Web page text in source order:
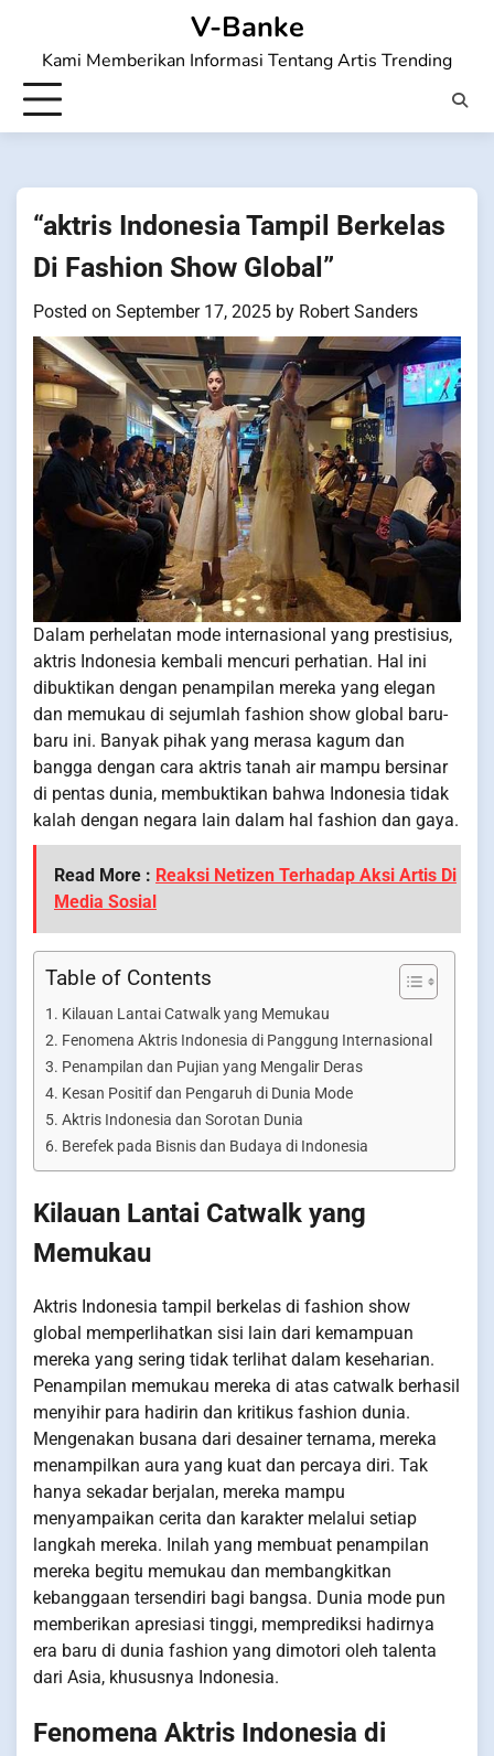
content
V-Banke
Kami Memberikan Informasi Tentang Artis Trending
“aktris Indonesia Tampil Berkelas
Di Fashion Show Global”
Posted on September 17, 2025 by Robert Sanders
Dalam perhelatan mode internasional yang prestisius,
aktris Indonesia kembali mencuri perhatian. Hal ini
dibuktikan dengan penampilan mereka yang elegan
dan memukau di sejumlah fashion show global baru-
baru ini. Banyak pihak yang merasa kagum dan
bangga dengan cara aktris tanah air mampu bersinar
di pentas dunia, membuktikan bahwa Indonesia tidak
kalah dengan negara lain dalam hal fashion dan gaya.
Read More : Reaksi Netizen Terhadap Aksi Artis Di
Media Sosial
Table of Contents
Kilauan Lantai Catwalk yang Memukau
Fenomena Aktris Indonesia di Panggung Internasional
Penampilan dan Pujian yang Mengalir Deras
Kesan Positif dan Pengaruh di Dunia Mode
Aktris Indonesia dan Sorotan Dunia
Berefek pada Bisnis dan Budaya di Indonesia
Kilauan Lantai Catwalk yang
Memukau
Aktris Indonesia tampil berkelas di fashion show
global memperlihatkan sisi lain dari kemampuan
mereka yang sering tidak terlihat dalam keseharian.
Penampilan memukau mereka di atas catwalk berhasil
menyihir para hadirin dan kritikus fashion dunia.
Mengenakan busana dari desainer ternama, mereka
menampilkan aura yang kuat dan percaya diri. Tak
hanya sekadar berjalan, mereka mampu
menyampaikan cerita dan karakter melalui setiap
langkah mereka. Inilah yang membuat penampilan
mereka begitu memukau dan membangkitkan
kebanggaan tersendiri bagi bangsa. Dunia mode pun
memberikan apresiasi tinggi, memprediksi hadirnya
era baru di dunia fashion yang dimotori oleh talenta
dari Asia, khususnya Indonesia.
Fenomena Aktris Indonesia di